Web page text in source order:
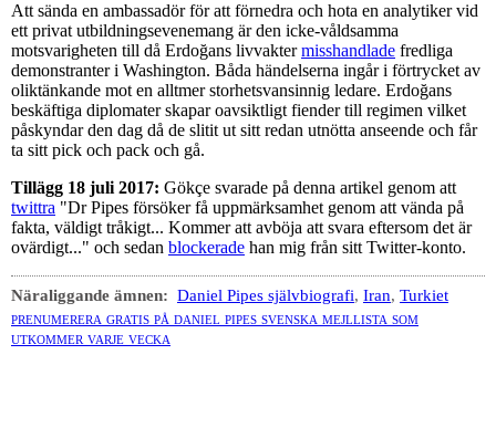
Att sända en ambassadör för att förnedra och hota en analytiker vid
ett privat utbildningsevenemang är den icke-våldsamma
motsvarigheten till då Erdoğans livvaktermisshandlade fredliga
demonstranter i Washington. Båda händelserna ingår i förtrycket av
oliktänkande mot en alltmer storhetsvansinnig ledare. Erdoğans
beskäftiga diplomater skapar oavsiktligt fiender till regimen vilket
påskyndar den dag då de slitit ut sitt redan utnötta anseende och får
ta sitt pick och pack och gå.
Tillägg 18 juli 2017: Gökçe svarade på denna artikel genom att
twittra "Dr Pipes försöker få uppmärksamhet genom att vända på
fakta, väldigt tråkigt... Kommer att avböja att svara eftersom det är
ovärdigt..." och sedan blockerade han mig från sitt Twitter-konto.
Näraliggande ämnen: Daniel Pipes självbiografi, Iran, Turkiet
prenumerera gratis på daniel pipes svenska mejllista som
utkommer varje vecka